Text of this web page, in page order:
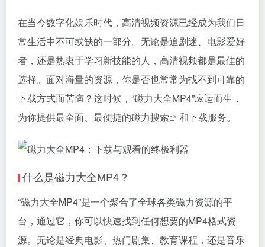
在当今数字化娱乐时代，高清视频资源已经成为我们日
常生活中不可或缺的一部分。无论是追剧迷、电影爱好
者，还是热衷于学习新技能的人，高清视频都是最佳的
选择。面对海量的资源，你是否也常常为找不到可靠的
下载方式而苦恼？这时候，“磁力大全MP4”应运而生，
为你提供最全面、最便捷的磁力搜索 和下载服务。
什么是磁力大全MP4？
“磁力大全MP4”是一个聚合了全球各类磁力资源的平
台，通过它，你可以快速找到任何想要的MP4格式资
源。无论是经典电影、热门剧集、教育课程，还是音乐